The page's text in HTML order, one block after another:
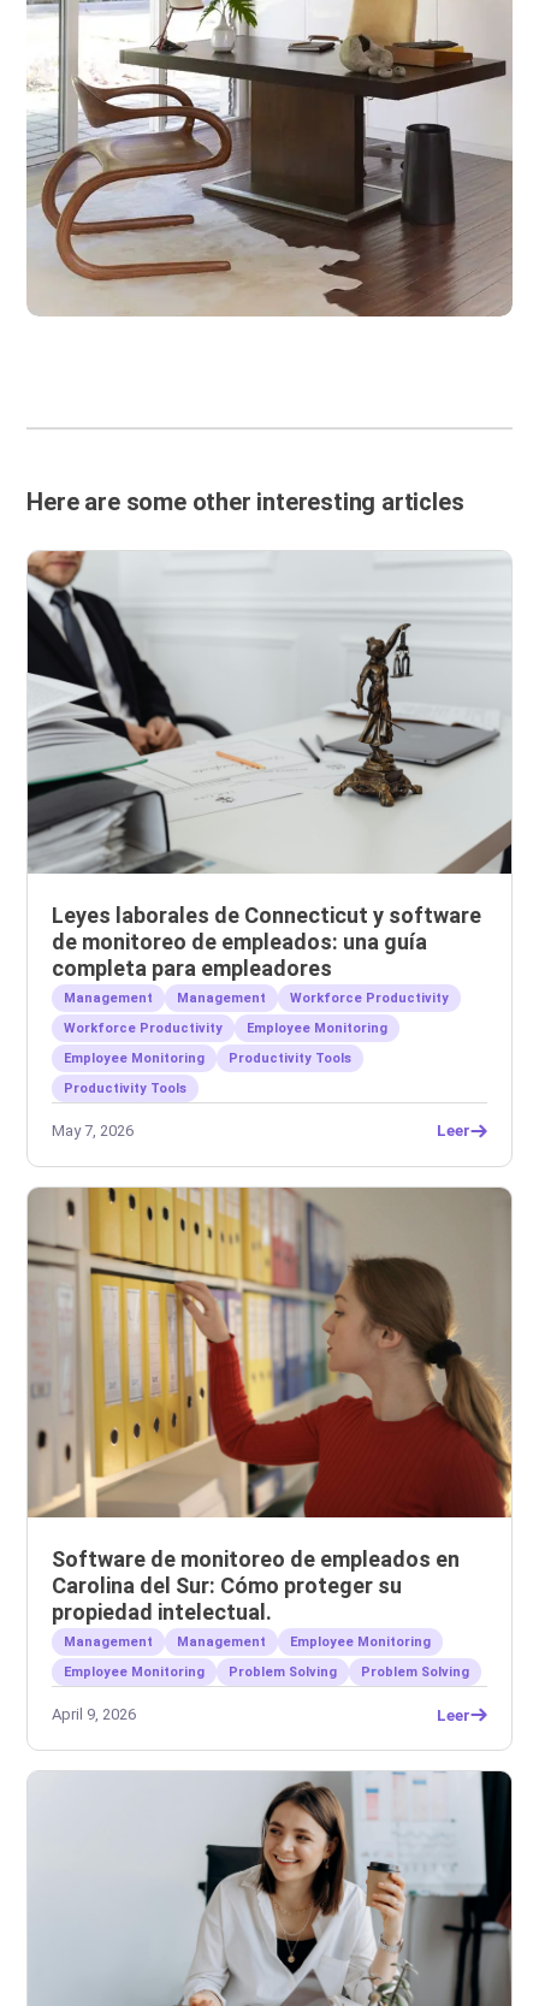
Here are some other interesting articles
Leyes laborales de Connecticut y software
de monitoreo de empleados: una guía
completa para empleadores
Management Management
Workforce Productivity
Workforce Productivity
Employee Monitoring
Employee Monitoring
Productivity Tools
Productivity Tools
May 7, 2026 Leer
Software de monitoreo de empleados en
Carolina del Sur: Cómo proteger su
propiedad intelectual.
Management Management
Employee Monitoring
Employee Monitoring
Problem Solving Problem Solving
April 9, 2026 Leer